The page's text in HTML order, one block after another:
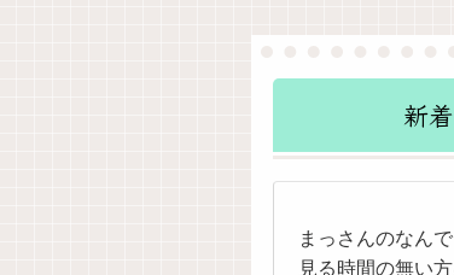
新
まっさんのなん
見る時間の無い